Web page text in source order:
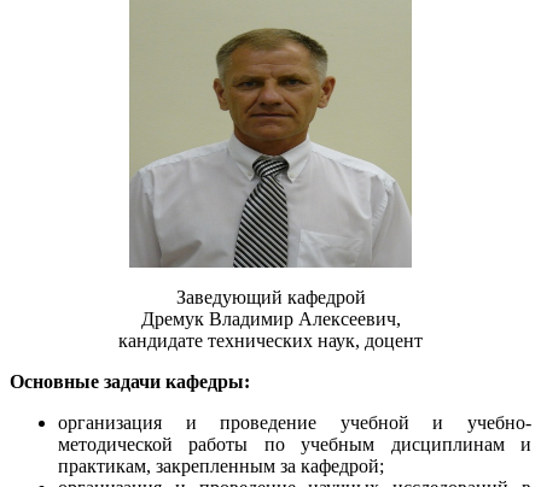
Заведующий кафедрой
Дремук Владимир Алексеевич,
кандидате технических наук, доцент
Основные задачи кафедры:
организация и проведение учебной и учебно-
методической работы по учебным дисциплинам и
практикам, закрепленным за кафедрой;